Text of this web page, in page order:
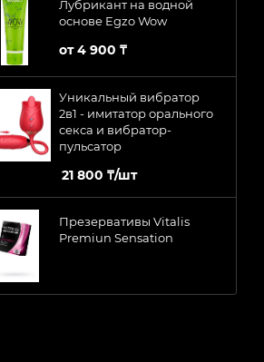
Лубрикант на водной
основе Egzo Wow
от4 900 ₸
Уникальный вибратор
2в1 - имитатор орального
секса и вибратор-
пульсатор
21 800 ₸/шт
Презервативы Vitalis
Premiun Sensation